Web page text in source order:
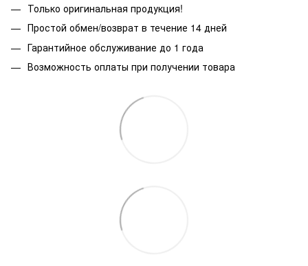
Только оригинальная продукция!
Простой обмен/возврат в течение 14 дней
Гарантийное обслуживание до 1 года
Возможность оплаты при получении товара